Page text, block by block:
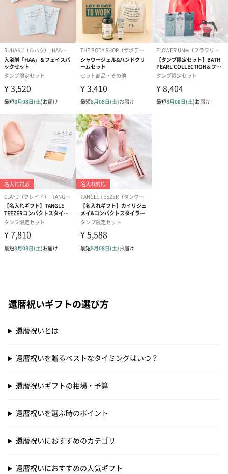
還暦祝いギフトの選び方
還暦祝いとは
還暦祝いを贈るべストなタイミングはいつ？
還暦祝いギフトの相場・予算
還暦祝いを選ぶ時のポイント
還暦祝いにおすすめのカテゴリ
還暦祝いにおすすめの人気ギフト